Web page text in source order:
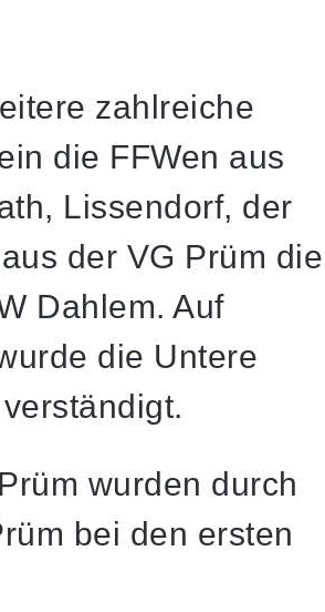
zahlreiche
die FFWen aus
Lissendorf, der
der VG Prüm die
Dahlem. Auf
die Untere
wurden durch
bei den ersten